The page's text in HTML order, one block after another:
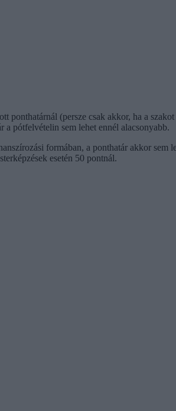
(persze csak akkor, ha a
a pótfelvételin sem lehet ennél alacsonyabb.
formában, a ponthatár akkor
esetén 50 pontnál.